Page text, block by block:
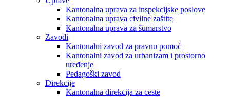
Kantonalna uprava za inspekcijske poslove
Kantonalna uprava civilne zaštite
Kantonalna uprava za šumarstvo
Zavodi
Kantonalni zavod za pravnu pomoć
Kantonalni zavod za urbanizam i prostorno
uređenje
Pedagoški zavod
Direkcije
Kantonalna direkcija za ceste